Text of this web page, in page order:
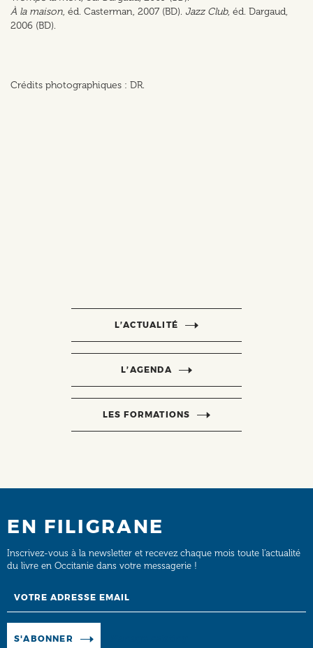
À la maison, éd. Casterman, 2007 (BD). Jazz Club, éd. Dargaud,
2006 (BD).
Crédits photographiques : DR.
L’ACTUALITÉ
L’AGENDA
LES FORMATIONS
EN FILIGRANE
Inscrivez-vous à la newsletter et recevez chaque mois toute l’actualité
du livre en Occitanie dans votre messagerie !
S'ABONNER